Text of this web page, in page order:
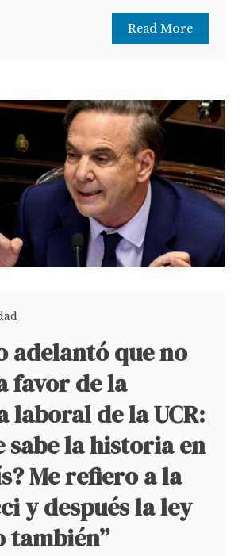
Read More
adelantó que no
favor de la
laboral de la UCR:
sabe la historia en
Me refiero a la
y después la ley
también”